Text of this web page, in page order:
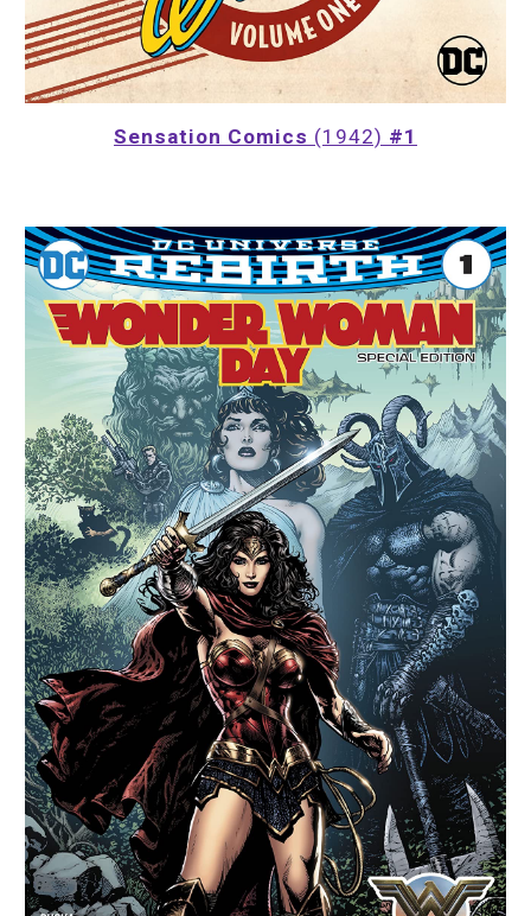
Sensation Comics (1942) #1